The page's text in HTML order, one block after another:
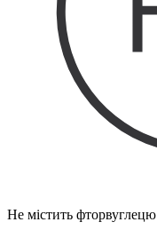
Не містить фторвуглецю